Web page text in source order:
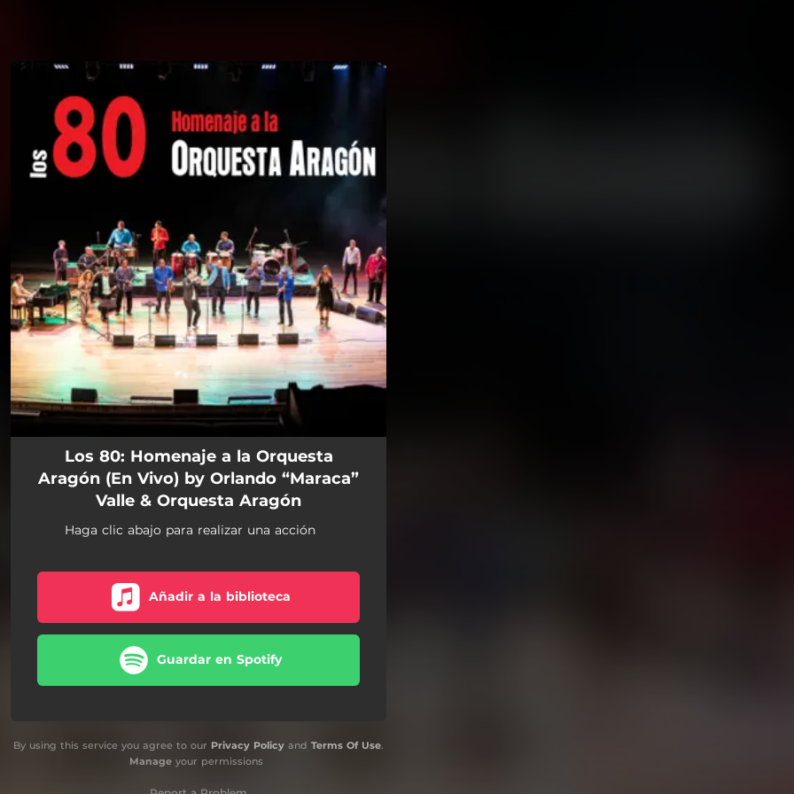
You're all set!
Los 80: Homenaje a la Orquesta
Aragón (En Vivo) by Orlando “Maraca”
Valle & Orquesta Aragón
Haga clic abajo para realizar una acción
Añadir a la biblioteca
Guardar en Spotify
By using this service you agree to our Privacy Policy and Terms Of Use.
Manageyour permissions